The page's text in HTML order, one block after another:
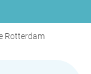
Rotterdam